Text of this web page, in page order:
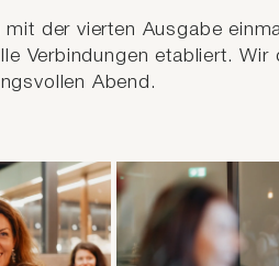
der vierten Ausgabe
Verbindungen etabliert.
Abend.